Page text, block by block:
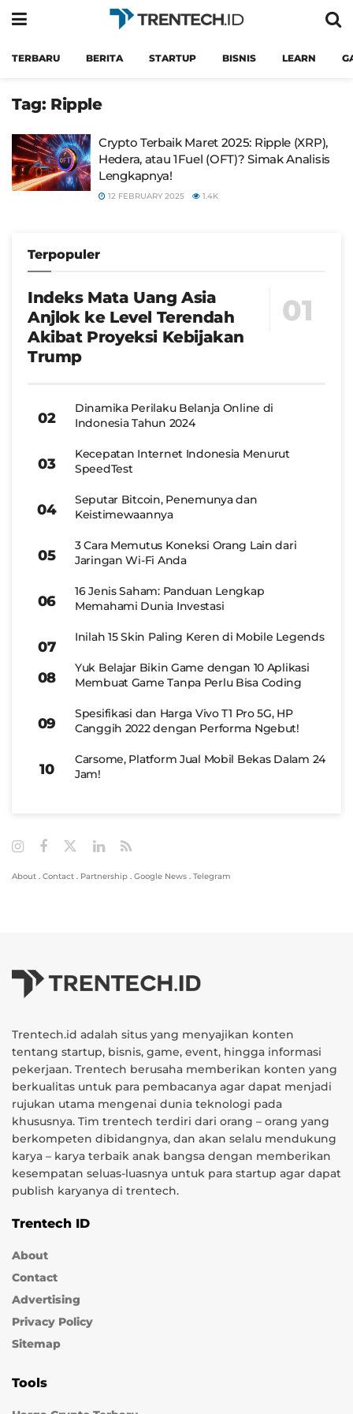
TERBARU BERITA STARTUP BISNIS LEARN
Tag: Ripple
Crypto Terbaik Maret 2025: Ripple (XRP),
Hedera, atau 1Fuel (OFT)? Simak Analisis
Lengkapnya!
12 FEBRUARY 2025 1.4K
Terpopuler
Indeks Mata Uang Asia
Anjlok ke Level Terendah
Akibat Proyeksi Kebijakan
Trump
Dinamika Perilaku Belanja Online di
Indonesia Tahun 2024
Kecepatan Internet Indonesia Menurut
SpeedTest
Seputar Bitcoin, Penemunya dan
Keistimewaannya
3 Cara Memutus Koneksi Orang Lain dari
Jaringan Wi-Fi Anda
16 Jenis Saham: Panduan Lengkap
Memahami Dunia Investasi
Inilah 15 Skin Paling Keren di Mobile Legends
Yuk Belajar Bikin Game dengan 10 Aplikasi
Membuat Game Tanpa Perlu Bisa Coding
Spesifikasi dan Harga Vivo T1 Pro 5G, HP
Canggih 2022 dengan Performa Ngebut!
Carsome, Platform Jual Mobil Bekas Dalam 24
Jam!
About . Contact . Partnership . Google News . Telegram
Trentech.id adalah situs yang menyajikan konten
tentang startup, bisnis, game, event, hingga informasi
pekerjaan. Trentech berusaha memberikan konten yang
berkualitas untuk para pembacanya agar dapat menjadi
rujukan utama mengenai dunia teknologi pada
khususnya. Tim trentech terdiri dari orang – orang yang
berkompeten dibidangnya, dan akan selalu mendukung
karya – karya terbaik anak bangsa dengan memberikan
kesempatan seluas-luasnya untuk para startup agar dapat
publish karyanya di trentech.
Trentech ID
About
Contact
Advertising
Privacy Policy
Sitemap
Tools